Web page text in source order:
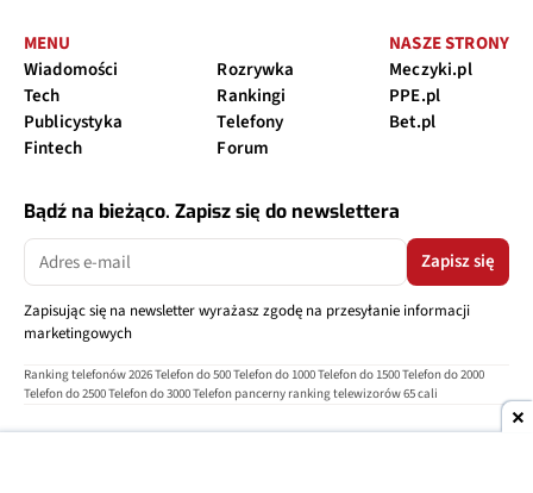
MENU
Wiadomości
Tech
Publicystyka
Fintech
Rozrywka
Rankingi
Telefony
Forum
NASZE STRONY
Meczyki.pl
PPE.pl
Bet.pl
Bądź na bieżąco. Zapisz się do newslettera
Zapisz się
Zapisując się na newsletter wyrażasz zgodę na przesyłanie informacji
marketingowych
Ranking telefonów 2026Telefon do 500Telefon do 1000Telefon do 1500Telefon do 2000
Telefon do 2500Telefon do 3000Telefon pancerny ranking telewizorów 65 cali